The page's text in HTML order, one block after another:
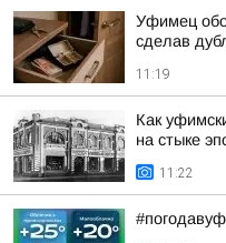
Уфимец
сделав
11:19
Как
на стыке
11:22